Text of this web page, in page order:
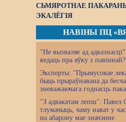
СЬМЯРОТНАЕ
ЭКАЛЁГІЯ
НАВІНЫ ПЦ
"Не вызваляе ад
ведаць пра яўку з павіннай?
Эксперты: "Прымусовае
быць прыраўнавана да
зневажаючага годнасць
"З адвакатам лепш": Павел
тлумачыць, чаму нават у
на абарону мае значэнне